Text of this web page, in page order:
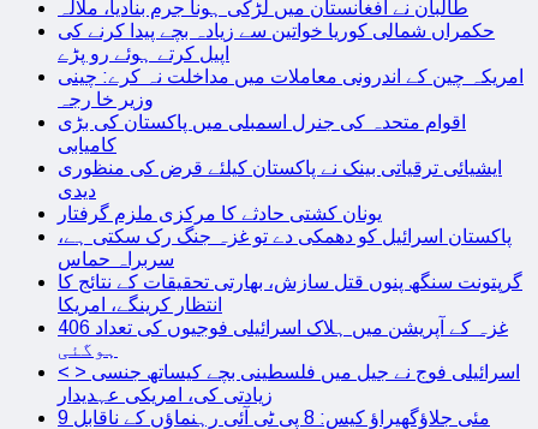
طالبان نے افغانستان میں لڑکی ہونا جرم بنادیا، ملالہ
حکمراں شمالی کوریا خواتین سے زیادہ بچے پیدا کرنے کی
اپیل کرتے ہوئے رو پڑے
امریکہ چین کے اندرونی معاملات میں مداخلت نہ کرے: چینی
وزیر خا رجہ
اقوام متحدہ کی جنرل اسمبلی میں پاکستان کی بڑی
کامیابی
ایشیائی ترقیاتی بینک نے پاکستان کیلئے قرض کی منظوری
دیدی
یونان کشتی حادثے کا مرکزی ملزم گرفتار
پاکستان اسرائیل کو دھمکی دے تو غزہ جنگ رک سکتی ہے،
سربراہ حماس
گرپتونت سنگھ پنوں قتل سازش، بھارتی تحقیقات کے نتائج کا
انتظار کرینگے، امریکا
غزہ کے آپریشن میں ہلاک اسرائیلی فوجیوں کی تعداد 406
ہوگئی
< > اسرائیلی فوج نے جیل میں فلسطینی بچے کیساتھ جنسی
زیادتی کی، امریکی عہدیدار
9 مئی جلاؤگھیراؤ کیس: 8 پی ٹی آئی رہنماؤں کے ناقابل